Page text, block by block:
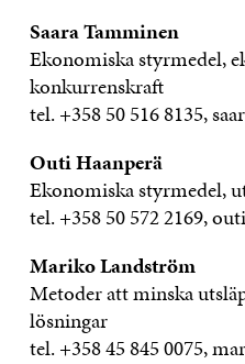
Saara Tamminen
Ekonomiska styrmedel,
konkurrenskraft
tel. +358 50 516 8135,
Outi Haanperä
Ekonomiska styrmedel,
tel. +358 50 572 2169,
Mariko Landström
Metoder att minska
lösningar
tel. +358 45 845 0075,